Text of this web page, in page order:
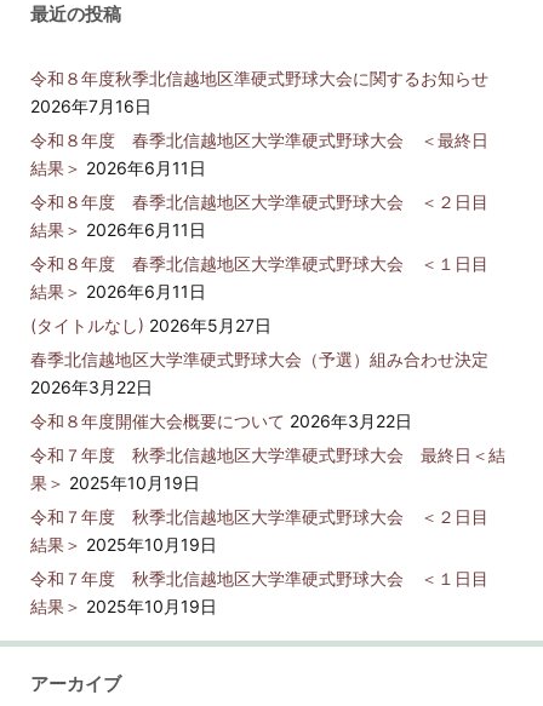
最近の投稿
令和８年度秋季北信越地区準硬式野球大会に関するお知らせ
2026年7月16日
令和８年度 春季北信越地区大学準硬式野球大会 ＜最終日
結果＞ 2026年6月11日
令和８年度 春季北信越地区大学準硬式野球大会 ＜２日目
結果＞ 2026年6月11日
令和８年度 春季北信越地区大学準硬式野球大会 ＜１日目
結果＞ 2026年6月11日
(タイトルなし) 2026年5月27日
春季北信越地区大学準硬式野球大会（予選）組み合わせ決定
2026年3月22日
令和８年度開催大会概要について 2026年3月22日
令和７年度 秋季北信越地区大学準硬式野球大会 最終日＜結
果＞ 2025年10月19日
令和７年度 秋季北信越地区大学準硬式野球大会 ＜２日目
結果＞ 2025年10月19日
令和７年度 秋季北信越地区大学準硬式野球大会 ＜１日目
結果＞ 2025年10月19日
アーカイブ